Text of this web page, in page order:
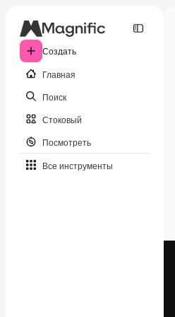
Создать
Главная
Поиск
Стоковый
Посмотреть
Все инструменты